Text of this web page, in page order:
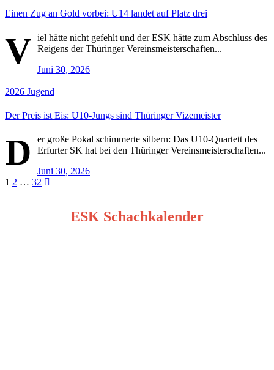
Einen Zug an Gold vorbei: U14 landet auf Platz drei
V iel hätte nicht gefehlt und der ESK hätte zum Abschluss des
Reigens der Thüringer Vereinsmeisterschaften...
Juni 30, 2026
2026 Jugend
Der Preis ist Eis: U10-Jungs sind Thüringer Vizemeister
D
er große Pokal schimmerte silbern: Das U10-Quartett des
Erfurter SK hat bei den Thüringer Vereinsmeisterschaften...
Juni 30, 2026
Seitennummerierung
1 2 … 32
ESK Schachkalender